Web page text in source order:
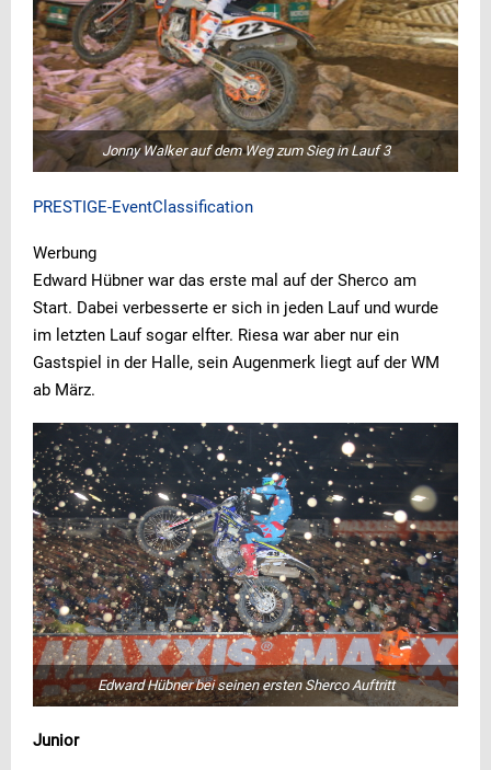
Jonny Walker auf dem Weg zum Sieg in Lauf 3
PRESTIGE-EventClassification
Werbung
Edward Hübner war das erste mal auf der Sherco am
Start. Dabei verbesserte er sich in jeden Lauf und wurde
im letzten Lauf sogar elfter. Riesa war aber nur ein
Gastspiel in der Halle, sein Augenmerk liegt auf der WM
ab März.
Edward Hübner bei seinen ersten Sherco Auftritt
Junior